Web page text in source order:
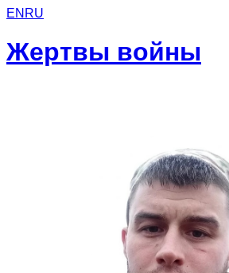
EN RU
Жертвы войны